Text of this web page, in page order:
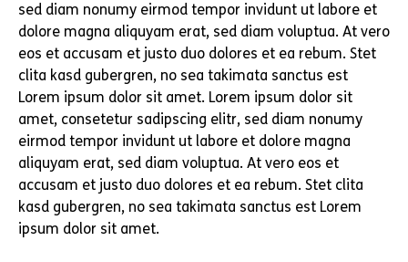
sed diam nonumy eirmod tempor invidunt ut labore et
dolore magna aliquyam erat, sed diam voluptua. At vero
eos et accusam et justo duo dolores et ea rebum. Stet
clita kasd gubergren, no sea takimata sanctus est
Lorem ipsum dolor sit amet. Lorem ipsum dolor sit
amet, consetetur sadipscing elitr, sed diam nonumy
eirmod tempor invidunt ut labore et dolore magna
aliquyam erat, sed diam voluptua. At vero eos et
accusam et justo duo dolores et ea rebum. Stet clita
kasd gubergren, no sea takimata sanctus est Lorem
ipsum dolor sit amet.